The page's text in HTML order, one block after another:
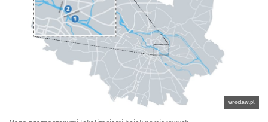
wroclaw.pl